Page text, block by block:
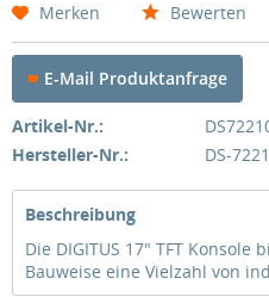
Merken Bewerten
E-Mail Produktanfrage
Artikel-Nr.:
Hersteller-Nr.:
DS-
Beschreibung
Die DIGITUS 17" TFT
Bauweise eine Vielzahl von